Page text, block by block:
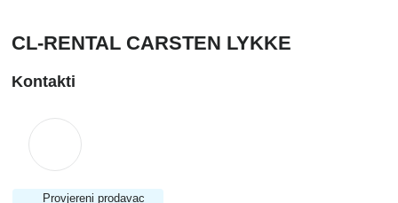
CL-RENTAL CARSTEN LYKKE
Kontakti
Provjereni prodavac